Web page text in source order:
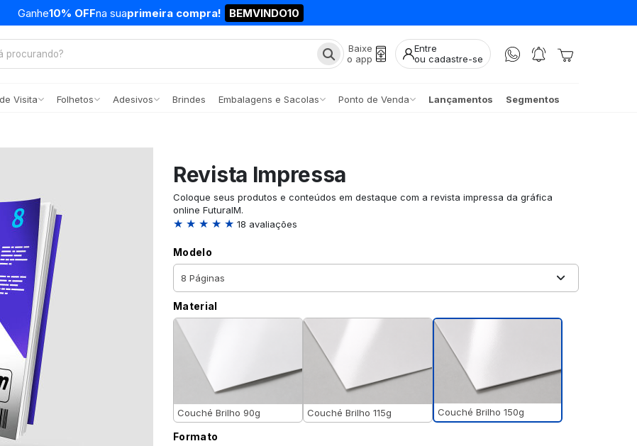
Ganhe10% OFFna suaprimeira compra! BEMVINDO10
Baixe
o app
Entre
ou cadastre-se
Visita Folhetos Adesivos Brindes Embalagens e Sacolas Ponto de Venda Lançamentos Segmentos
Revista Impressa
Coloque seus produtos e conteúdos em destaque com a revista impressa da gráfica
online FuturaIM.
★ ★ ★ ★ ★ 18 avaliações
Modelo
Material
Couché Brilho 90g Couché Brilho 115g Couché Brilho 150g
Formato